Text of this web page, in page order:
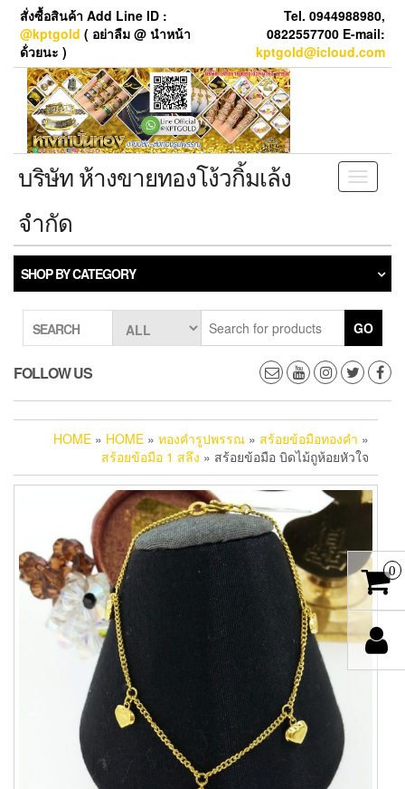
Skip
content
สั่งซื้อสินค้า Add Line ID :
@kptgold ( อย่าลืม @ นำหน้า
ด้่วยนะ )
Tel. 0944988980,
0822557700 E-mail:
kptgold@icloud.com
Toggle
บริษัท ห้างขายทองโง้วกิ้มเล้ง
จำกัด
SHOP BY CATEGORY
SEARCH GO
FOLLOW US
HOME » HOME » ทองคำรูปพรรณ » สร้อยข้อมือทองคำ »
สร้อยข้อมือ 1 สลึง » สร้อยข้อมือ บิดไม้ถูห้อยหัวใจ
0